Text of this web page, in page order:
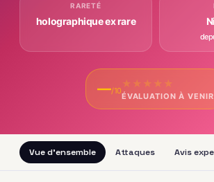
RARETÉ
holographique ex rare
—/10
★ ★ ★ ★ ★
ÉVALUATION À VENIR
Vue d'ensemble Attaques Avis